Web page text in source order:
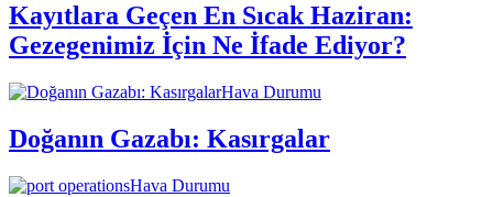
Kayıtlara Geçen En Sıcak Haziran:
Gezegenimiz İçin Ne İfade Ediyor?
Hava Durumu
Doğanın Gazabı: Kasırgalar
Hava Durumu